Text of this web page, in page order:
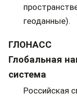
геоданные).
ГЛОНАСС
Глобальная
система
Российская